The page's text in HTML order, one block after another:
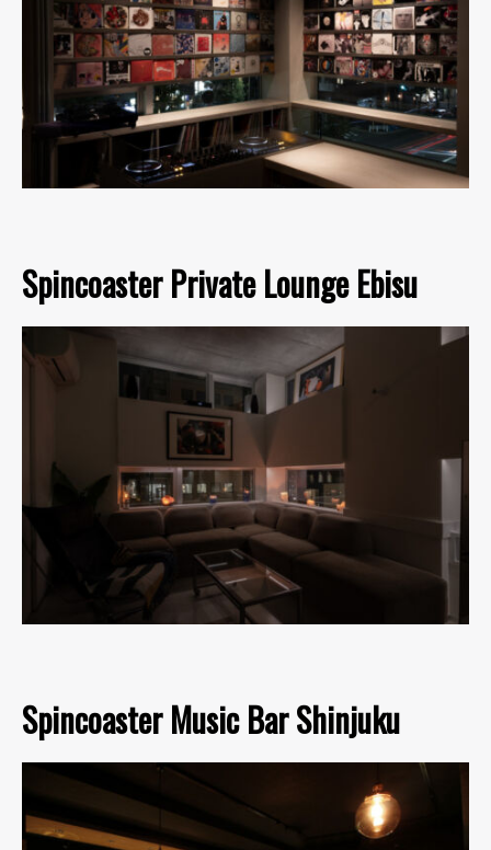
Spincoaster Private Lounge Ebisu
Spincoaster Music Bar Shinjuku